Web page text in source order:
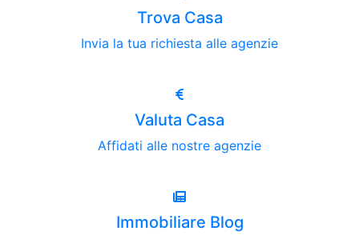
Trova Casa
Invia la tua richiesta alle agenzie
Valuta Casa
Affidati alle nostre agenzie
Immobiliare Blog